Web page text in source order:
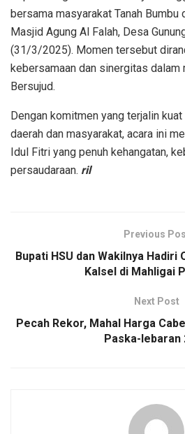
bersama masyarakat Tanah Bumbu
Masjid Agung Al Falah, Desa
(31/3/2025). Momen tersebut
kebersamaan dan sinergitas dalam
Bersujud.
Dengan komitmen yang terjalin
daerah dan masyarakat, acara ini
Idul Fitri yang penuh kehangatan,
persaudaraan. ril
Previous
Bupati HSU dan Wakilnya Hadiri
Kalsel di Mahligai
Next Post
Pecah Rekor, Mahal Harga
Paska-lebaran